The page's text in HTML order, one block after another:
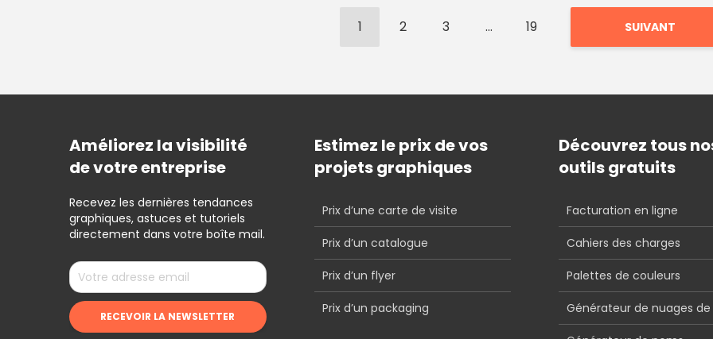
1 2 3 … 19 SUIVANT
Améliorez la visibilité
de votre entreprise
Recevez les dernières tendances
graphiques, astuces et tutoriels
directement dans votre boîte mail.
Estimez le prix de vos
projets graphiques
Prix d’une carte de visite
Prix d’un catalogue
Prix d’un flyer
Prix d’un packaging
Découvrez tous
outils gratuits
Facturation en ligne
Cahiers des charges
Palettes de couleurs
Générateur de nuages